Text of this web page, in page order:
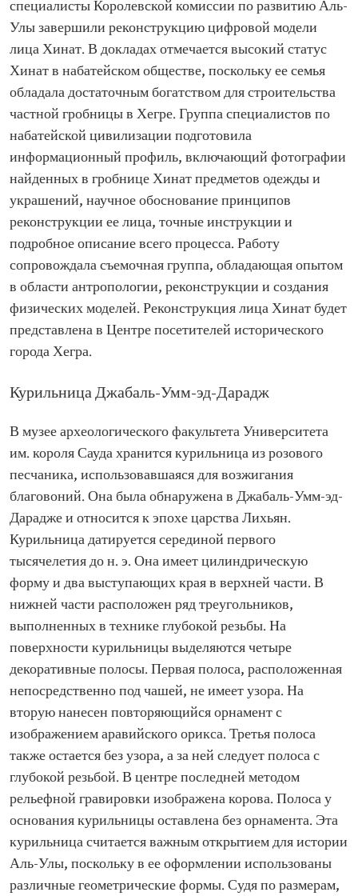
специалисты Королевской комиссии по развитию Аль-
Улы завершили реконструкцию цифровой модели
лица Хинат. В докладах отмечается высокий статус
Хинат в набатейском обществе, поскольку ее семья
обладала достаточным богатством для строительства
частной гробницы в Хегре. Группа специалистов по
набатейской цивилизации подготовила
информационный профиль, включающий фотографии
найденных в гробнице Хинат предметов одежды и
украшений, научное обоснование принципов
реконструкции ее лица, точные инструкции и
подробное описание всего процесса. Работу
сопровождала съемочная группа, обладающая опытом
в области антропологии, реконструкции и создания
физических моделей. Реконструкция лица Хинат будет
представлена в Центре посетителей исторического
города Хегра.
Курильница Джабаль-Умм-эд-Дарадж
В музее археологического факультета Университета
им. короля Сауда хранится курильница из розового
песчаника, использовавшаяся для возжигания
благовоний. Она была обнаружена в Джабаль-Умм-эд-
Дарадже и относится к эпохе царства Лихьян.
Курильница датируется серединой первого
тысячелетия до н. э. Она имеет цилиндрическую
форму и два выступающих края в верхней части. В
нижней части расположен ряд треугольников,
выполненных в технике глубокой резьбы. На
поверхности курильницы выделяются четыре
декоративные полосы. Первая полоса, расположенная
непосредственно под чашей, не имеет узора. На
вторую нанесен повторяющийся орнамент с
изображением аравийского орикса. Третья полоса
также остается без узора, а за ней следует полоса с
глубокой резьбой. В центре последней методом
рельефной гравировки изображена корова. Полоса у
основания курильницы оставлена без орнамента. Эта
курильница считается важным открытием для истории
Аль-Улы, поскольку в ее оформлении использованы
различные геометрические формы. Судя по размерам,